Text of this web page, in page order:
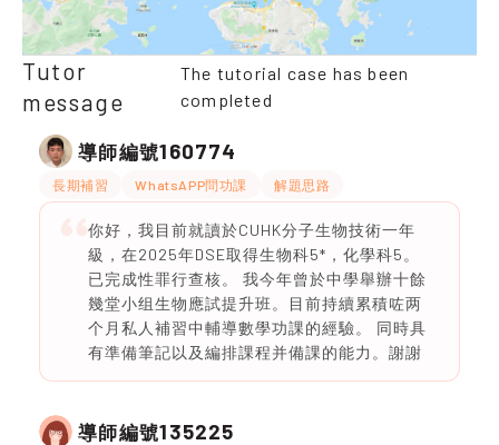
Tutor
message
The tutorial case has been
completed
導師編號160774
長期補習 WhatsAPP問功課 解題思路
你好，我目前就讀於CUHK分子生物技術一年
級，在2025年DSE取得生物科5*，化學科5。
已完成性罪行查核。 我今年曾於中學舉辦十餘
幾堂小组生物應試提升班。目前持續累積咗两
个月私人補習中輔導數學功課的經驗。 同時具
有準備筆記以及編排課程并備課的能力。謝謝
導師編號135225